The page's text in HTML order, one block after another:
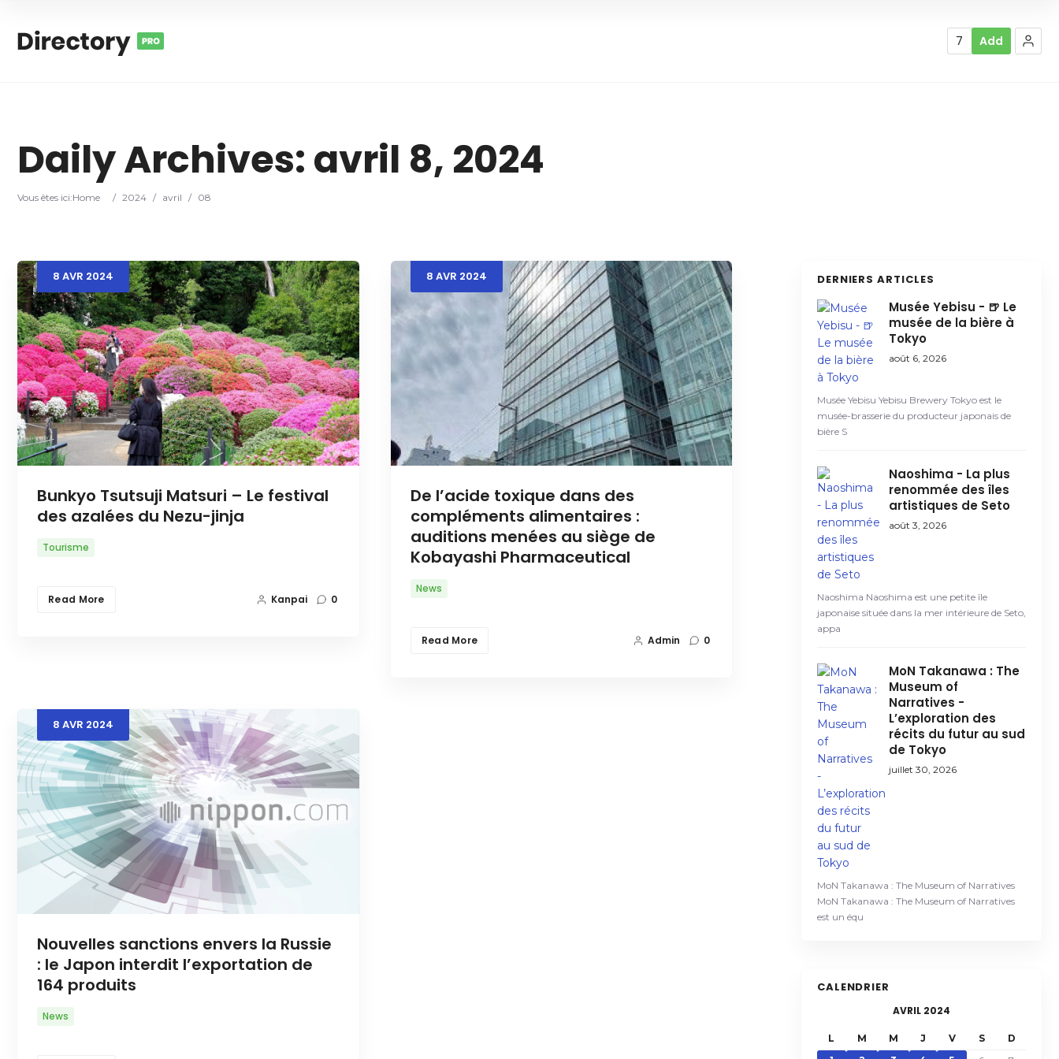
7 Add
Daily Archives:avril 8, 2024
Vous êtes ici:Home / 2024 / avril / 08
8 AVR 2024
Bunkyo Tsutsuji Matsuri – Le festival
des azalées du Nezu-jinja
Tourisme
Read More Kanpai 0
8 AVR 2024
De l’acide toxique dans des
compléments alimentaires :
auditions menées au siège de
Kobayashi Pharmaceutical
News
Read More Admin 0
8 AVR 2024
Nouvelles sanctions envers la Russie
: le Japon interdit l’exportation de
164 produits
News
DERNIERS ARTICLES
Musée Yebisu - 🍺 Le
musée de la bière à
Tokyo
août 6, 2026
Musée Yebisu Yebisu Brewery Tokyo est le
musée-brasserie du producteur japonais de
bière S
Naoshima - La plus
renommée des îles
artistiques de Seto
août 3, 2026
Naoshima Naoshima est une petite île
japonaise située dans la mer intérieure de Seto,
appa
MoN Takanawa : The
Museum of
Narratives -
L’exploration des
récits du futur au sud
de Tokyo
juillet 30, 2026
MoN Takanawa : The Museum of Narratives
MoN Takanawa : The Museum of Narratives
est un équ
CALENDRIER
AVRIL 2024
L M M J V S
D